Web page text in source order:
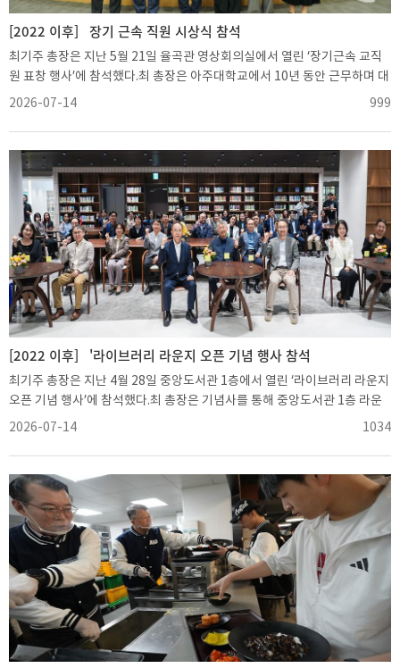
를 선정하고 있다. 수상자들의 교수법과 교육 노하우는 교수학습개발센터를
통해 다양한 콘텐츠로 제작해 대학 구성원들과 공유하고 있다.이날 ‘교과목
CQI 보고서 우수사례’ 부문에 대한 시상도 함께 진행됐다. 이승환 경영학과
교수, 박정수·박현준 심리학과 교수, 이진희 다산학부대학 교수, 안수현 수
학과 교수가 최우수상을 수상해 각각 상금 70만원을 받았다.교과목 CQI 보
고서는 교수자가 매 학기 수업 운영 결과를 성찰하고 다음 수업의 개선 계획
마련됐다.
[2022 이후] 장기 근속 직원 시상식 참석
최기주 총장은 지난 5월 21일 율곡관 영상회의실에서 열린 ‘장기근속 교직
원 표창 행사’에 참석했다.최 총장은 아주대학교에서 10년 동안 근무하며 대
학 발전을 위해 힘써온 직원들에게 표창장과 부상을 전달하고 그동안의 헌
계장, 김재식 첨단ICT융합대학교학팀 계장, 오수현 학술정보팀 계장, 최가
람 교원팀 계장, 최연수 기획팀 계장 등 5명이 표창을 받았다.최 총장은 “모
두가 기쁘게 축하를 보내는 이 자리를 통해 우리가 ‘아주’라는 울타리 안의
한 공동체임을 다시 한번 느끼게 된다”며 “구성원 여러분께서 자기 자신과
조직의 발전을 함께 생각해주시기를 바란다”고 말했다.이어 “직원들이 각자
의 전문성을 지속적으로 함양할 수 있도록 교육 프로그램을 충실히 마련해
나가겠다”며 “총장으로서 아주의 구성원들에게 더욱 가까이 다가가고, 필요
한 부분을 면밀하게 살피겠다”고 덧붙였다.한편 이날 행사에서는 지역사회
와 대학 간 협력과 상생에 기여한 공로로 경기도지사 표창을 받은 서일준 대
학발전팀 과장에 대한 시상도 함께 진행됐다. 서일준 과장은 지역 상권 활성
화 전략 수립과 지역 기관·단체와의 교류 정례화, 대학 시설의 지역주민 개방
등에 기여한 공로를 인정받았다.
2026-07-14 999
[2022 이후] '라이브러리 라운지 오픈 기념 행사 참석
최기주 총장은 지난 4월 28일 중앙도서관 1층에서 열린 ‘라이브러리 라운지
오픈 기념 행사’에 참석했다.최 총장은 기념사를 통해 중앙도서관 1층 라운
지가 새로운 복합문화공간으로 재탄생할 수 있도록 힘쓴 관계자들의 노고에
선생이 설계한 아주대 중앙도서관이 앞으로 대학의 역사적 자산으로 자리매
김하기를 기대한다”고 말했다.이날 행사에는 최기주 총장을 비롯해 임재현
학교법인 대우학원 상임이사와 교직원, 학생 등 아주가족이 함께했다. 행사
는 이평천 중앙도서관장의 경과보고와 기념영상 상영을 시작으로 최기주 총
장 기념사, 송재원 총학생회장 축사, 테이프 커팅과 기념촬영 순으로 진행됐
다.이번 리모델링은 중앙도서관이 추진하고 있는 4단계 복합학습공간 구축
사업 가운데 3차 사업이다. 중앙도서관은 2023년 아주대학교 개교 50주년
을 맞아 단계별 공간 개선 계획을 수립했으며, 2024년 3~4층 스터디 라운지
를 새롭게 조성한 데 이어 이번에 1층 라운지 공사를 마무리했다.두 달여에
걸친 공사를 통해 중앙도서관 북측 성호관 방향의 약 400평 규모 공간이 지
식과 문화, 사람이 연결되는 복합 플랫폼으로 재구성됐다. 기존 자료실의 서
2026-07-14 1034